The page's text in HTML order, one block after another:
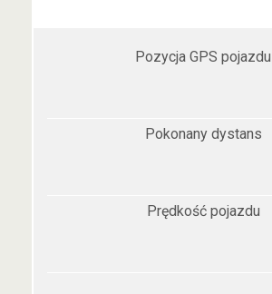
Pozycja GPS pojazdu
Pokonany dystans
Prędkość pojazdu